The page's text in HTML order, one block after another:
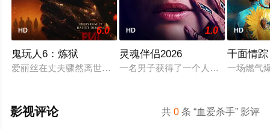
HD 6.0
鬼玩人6：炼狱
爱丽丝在丈夫骤然离世后深陷悲痛，受邀前往公婆的乡间庄园
HD 1.0
灵魂伴侣2026
一名男子获得了一个人工智能机器人
HD
千面情踪
一场燃气
共0 条 “血爱杀手” 影评
影视评论